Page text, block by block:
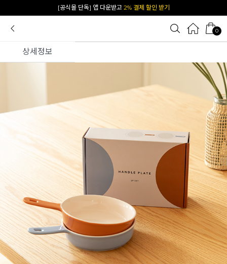
카카오 플친 추가하면1천원 즉시 할인 쿠폰
0
상세정보